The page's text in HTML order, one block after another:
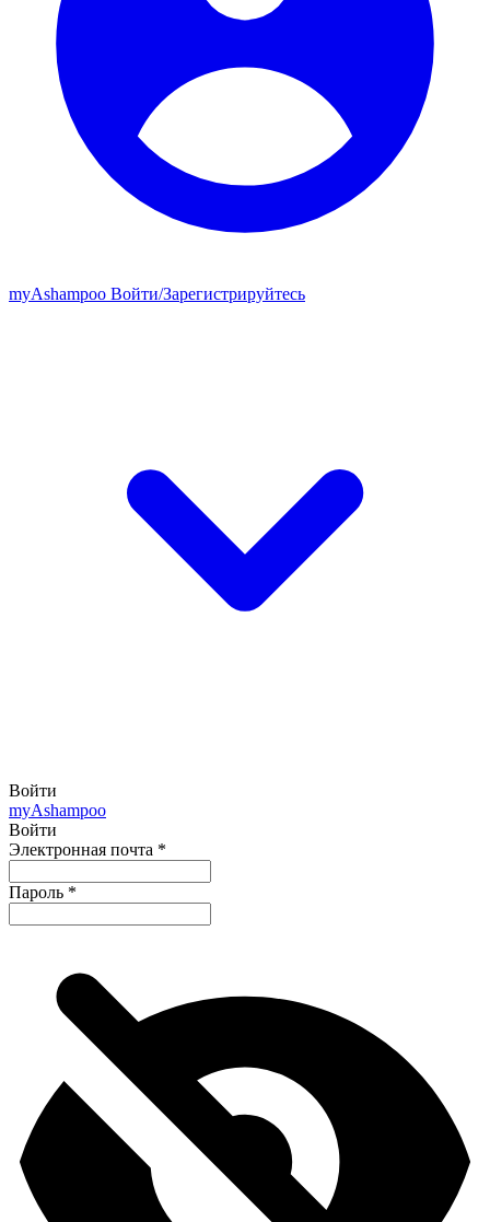
myAshampoo Войти/Зарегистрируйтесь
Войти
myAshampoo
Войти
Электронная почта *
Пароль *